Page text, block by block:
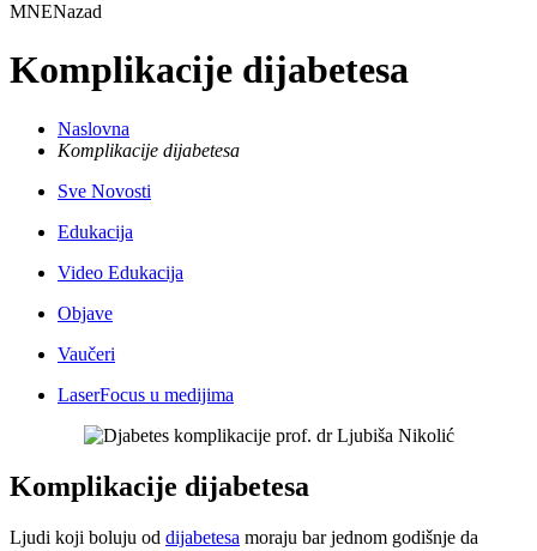
MNENazad
Komplikacije dijabetesa
Naslovna
Komplikacije dijabetesa
Sve Novosti
Edukacija
Video Edukacija
Objave
Vaučeri
LaserFocus u medijima
Komplikacije dijabetesa
Ljudi koji boluju od dijabetesa moraju bar jednom godišnje da